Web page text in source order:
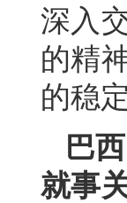
深入
的精
的稳
巴
就事